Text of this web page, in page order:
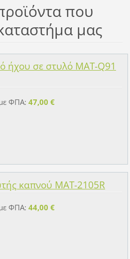
που
μας
ήχου σε στυλό MAT-Q91
ΦΠΑ: 47,00 €
καπνού MAT-2105R
ΦΠΑ: 44,00 €